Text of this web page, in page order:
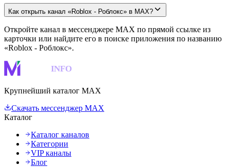
Как открыть канал «Roblox - Роблокс» в MAX?
Откройте канал в мессенджере MAX по прямой ссылке из
карточки или найдите его в поиске приложения по названию
«Roblox - Роблокс».
INFO
Крупнейший каталог MAX
Скачать мессенджер MAX
Каталог
Каталог каналов
Категории
VIP каналы
Блог